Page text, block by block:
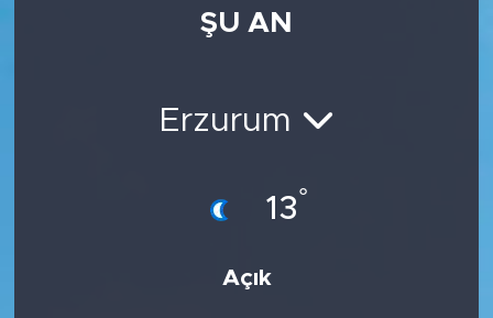
ŞU AN
Erzurum
13°
Açık
BİLİM-TEKNOLOJİ
Son Dakika Haberleri